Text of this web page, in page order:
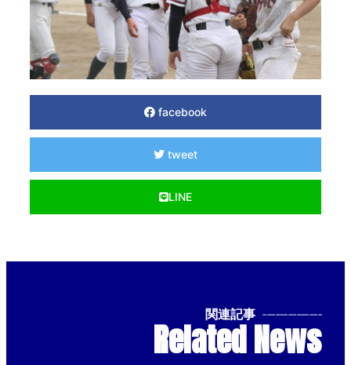
facebook
tweet
LINE
関連記事 --------------
Related News